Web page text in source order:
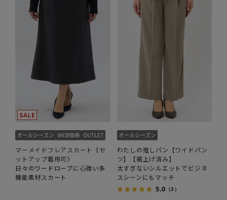
マーメイドフレアスカート《セ
ットアップ着用可》
日々のワードロープに心強い多
機能素材スカート
わたしの推しパン【ワイドパン
ツ】【裾上げ済み】
太すぎないシルエットでビジネ
スシーンにもマッチ
5.0 （2）